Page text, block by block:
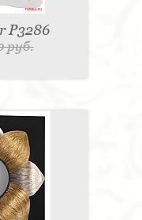
P3286
руб.